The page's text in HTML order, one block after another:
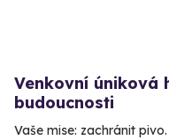
Venkovní úniková
budoucnosti
Vaše mise: zachránit pivo.